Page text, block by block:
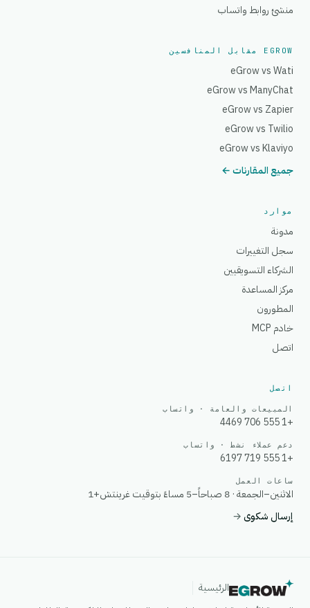
منشئ روابط واتساب
EGROW مقابل المنافسين
eGrow vs Wati
eGrow vs ManyChat
eGrow vs Zapier
eGrow vs Twilio
eGrow vs Klaviyo
جميع المقارنات ←
موارد
مدونة
سجل التغييرات
الشركاء التسويقيين
مركز المساعدة
المطورون
خادم MCP
اتصل
اتصل
المبيعات والعامة · واتساب
+1 555 706 4469
دعم عملاء نشط · واتساب
+1 555 719 6197
ساعات العمل
الاثنين–الجمعة · 8 صباحاً–5 مساءً بتوقيت غرينتش+1
إرسال شكوى→
الرئيسية